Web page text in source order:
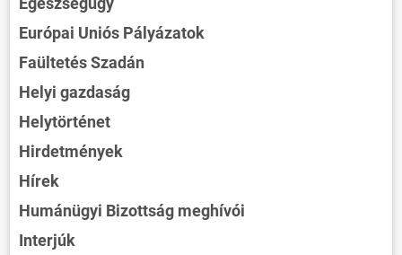
Európai Uniós Pályázatok
Faültetés Szadán
Helyi gazdaság
Helytörténet
Hirdetmények
Hírek
Humánügyi Bizottság meghívói
Interjúk